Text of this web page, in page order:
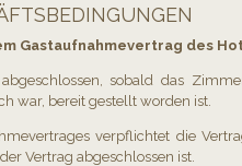
Gastaufnahmevertrag des
sobald das
war, bereit gestellt worden ist.
verpflichtet die
Vertrag abgeschlossen ist.